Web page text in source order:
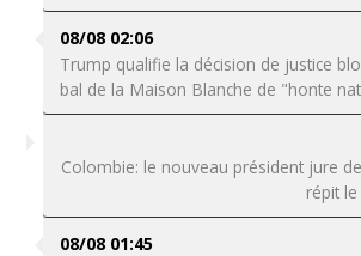
08/08 02:06
Trump qualifie la décision de justice
bal de la Maison Blanche de "honte
Colombie: le nouveau président jure
répit
08/08 01:45